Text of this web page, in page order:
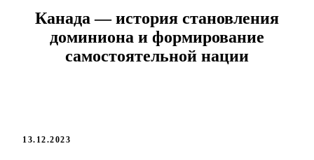
Канада — история становления
доминиона и формирование
самостоятельной нации
13.12.2023